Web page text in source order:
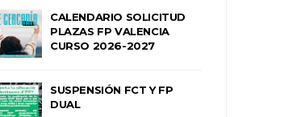
CALENDARIO SOLICITUD
PLAZAS FP VALENCIA
CURSO 2026-2027
SUSPENSIÓN FCT Y FP
DUAL